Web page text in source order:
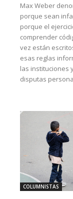
Max Weber
porque sean
porque el
comprender
vez están
esas reglas
las instituciones
disputas
COLUMNISTAS